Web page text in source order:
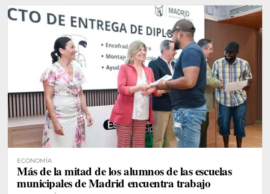
ECONOMÍA
Más de la mitad de los alumnos de las escuelas
municipales de Madrid encuentra trabajo